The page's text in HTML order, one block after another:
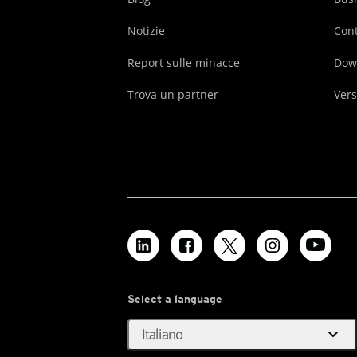
Notizie
Report sulle minacce
Trova un partner
Select a language
Italiano expand_more